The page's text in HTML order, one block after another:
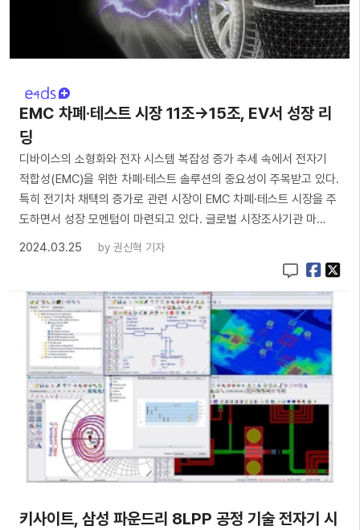
EMC 차폐·테스트 시장 11조→15조, EV서 성장 리
딩
디바이스의 소형화와 전자 시스템 복잡성 증가 추세 속에서 전자기
적합성(EMC)을 위한 차폐·테스트 솔루션의 중요성이 주목받고 있다.
특히 전기차 채택의 증가로 관련 시장이 EMC 차폐·테스트 시장을 주
도하면서 성장 모멘텀이 마련되고 있다. 글로벌 시장조사기관 마…
2024.03.25
by 권신혁 기자
키사이트, 삼성 파운드리 8LPP 공정 기술 전자기 시